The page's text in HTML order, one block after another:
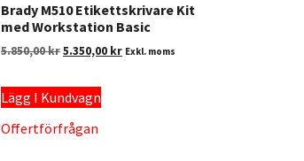
Brady M510 Etikettskrivare Kit
med Workstation Basic
5.850,00kr5.350,00 kr Exkl. moms
Lägg I Kundvagn
Offertförfrågan